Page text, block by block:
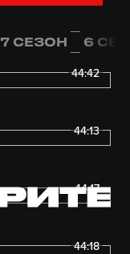
7 СЕЗОН 6
44:42
44:13
44:17
44:18